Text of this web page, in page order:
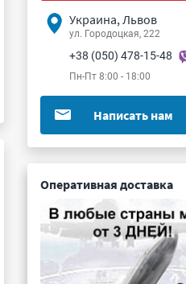
К73-56г 0.47мкФ 1000/380В 10% 40А
Украина, Львов
ул. Городоцкая, 222
+38 (050) 478-15-48
Пн-Пт 8:00 - 18:00
Написать нам
Оперативная доставка